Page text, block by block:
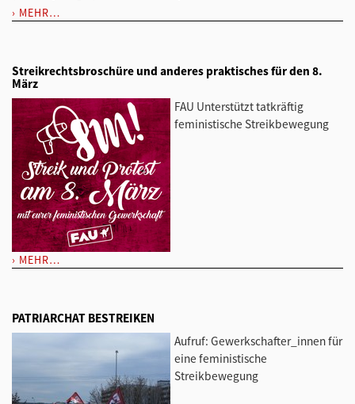
MEHR…
Streikrechtsbroschüre und anderes praktisches für den 8.
März
FAU Unterstützt tatkräftig
feministische Streikbewegung
MEHR…
PATRIARCHAT BESTREIKEN
Aufruf: Gewerkschafter_innen für
eine feministische
Streikbewegung